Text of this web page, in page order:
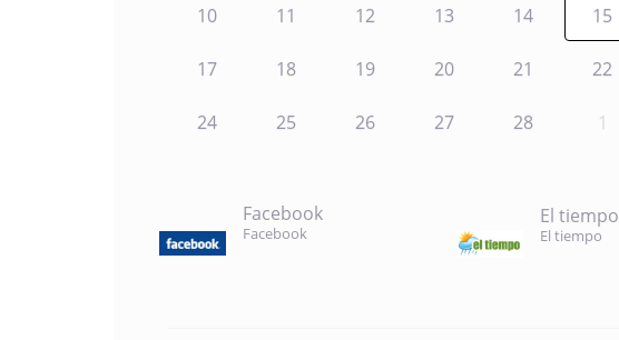
10 11 12 13 14 15
17 18 19 20 21 22
24 25 26 27 28 1
Facebook
Facebook
El tiempo
El tiempo